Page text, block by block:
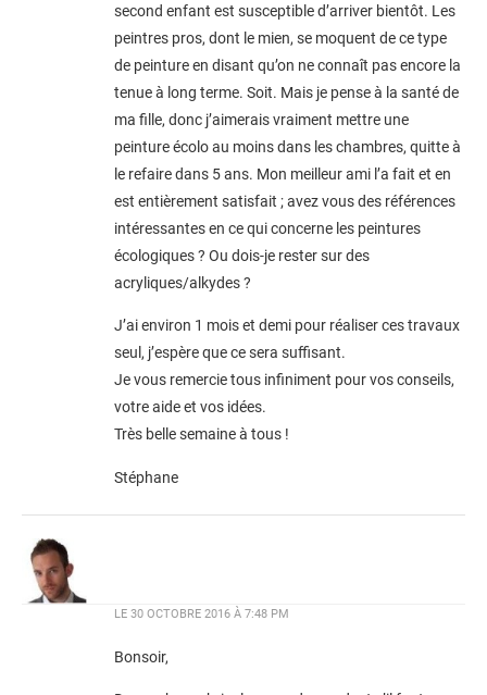
second enfant est susceptible d’arriver bientôt. Les
peintres pros, dont le mien, se moquent de ce type
de peinture en disant qu’on ne connaît pas encore la
tenue à long terme. Soit. Mais je pense à la santé de
ma fille, donc j’aimerais vraiment mettre une
peinture écolo au moins dans les chambres, quitte à
le refaire dans 5 ans. Mon meilleur ami l’a fait et en
est entièrement satisfait ; avez vous des références
intéressantes en ce qui concerne les peintures
écologiques ? Ou dois-je rester sur des
acryliques/alkydes ?
J’ai environ 1 mois et demi pour réaliser ces travaux
seul, j’espère que ce sera suffisant.
Je vous remercie tous infiniment pour vos conseils,
votre aide et vos idées.
Très belle semaine à tous !
Stéphane
LE 30 OCTOBRE 2016 À 7:48 PM
Bonsoir,